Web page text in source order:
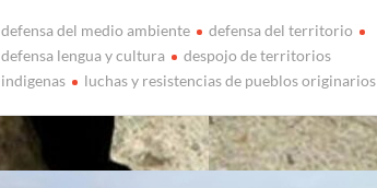
defensa del medio ambiente
defensa del territorio
defensa lengua y cultura
despojo de territorios
indigenas
luchas y resistencias de pueblos originarios